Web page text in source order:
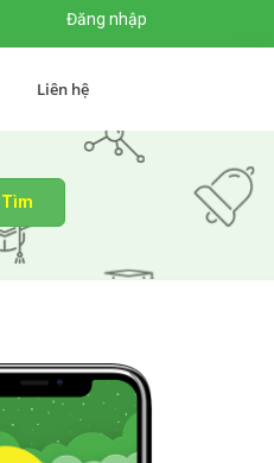
Đăng nhập
Liên hệ
Tìm